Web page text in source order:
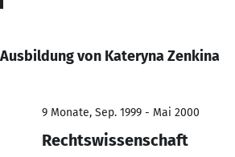
Ausbildung von Kateryna Zenkina
9 Monate, Sep. 1999 - Mai 2000
Rechtswissenschaft